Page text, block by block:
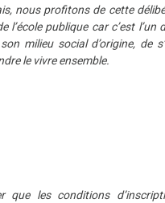
nous profitons de cette
l’école publique car c’est
milieu social d’origine, de
le vivre ensemble.
que les conditions